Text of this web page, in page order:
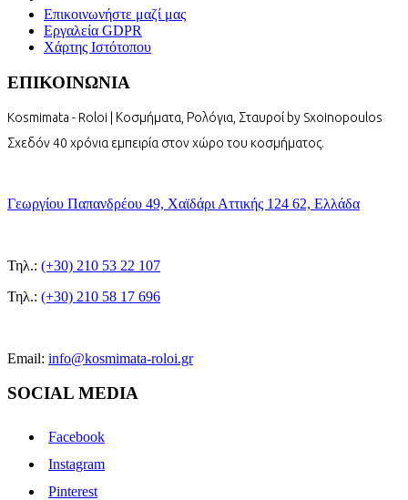
Επικοινωνήστε μαζί μας
Εργαλεία GDPR
Χάρτης Ιστότοπου
ΕΠΙΚΟΙΝΩΝΙΑ
Kosmimata - Roloi | Κοσμήματα, Ρολόγια, Σταυροί by Sxoinopoulos
Σχεδόν 40 χρόνια εμπειρία στον χώρο του κοσμήματος.
Γεωργίου Παπανδρέου 49, Χαϊδάρι Αττικής 124 62, Ελλάδα
Τηλ.: (+30) 210 53 22 107
Τηλ.: (+30) 210 58 17 696
Email: info@kosmimata-roloi.gr
SOCIAL MEDIA
Facebook
Instagram
Pinterest